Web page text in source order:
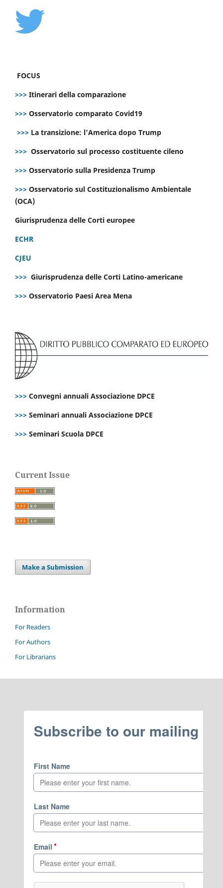
FOCUS
>>> Itinerari della comparazione
>>> Osservatorio comparato Covid19
>>> La transizione: l’America dopo Trump
>>> Osservatorio sul processo costituente cileno
>>> Osservatorio sulla Presidenza Trump
>>> Osservatorio sul Costituzionalismo Ambientale
(OCA)
Giurisprudenza delle Corti europee
ECHR
CJEU
>>> Giurisprudenza delle Corti Latino-americane
>>> Osservatorio Paesi Area Mena
>>> Convegni annuali Associazione DPCE
>>> Seminari annuali Associazione DPCE
>>> Seminari Scuola DPCE
Current Issue
Make a Submission
Information
For Readers
For Authors
For Librarians